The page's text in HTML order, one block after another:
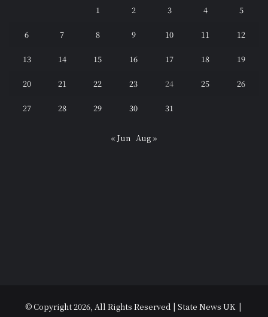
1
2 3 4 5
6 7 8 9 10 11 12
13 14 15 16 17 18 19
20 21 22 23 24 25 26
27 28 29 30 31
« Jun Aug »
© Copyright 2026, All Rights Reserved | State News UK |